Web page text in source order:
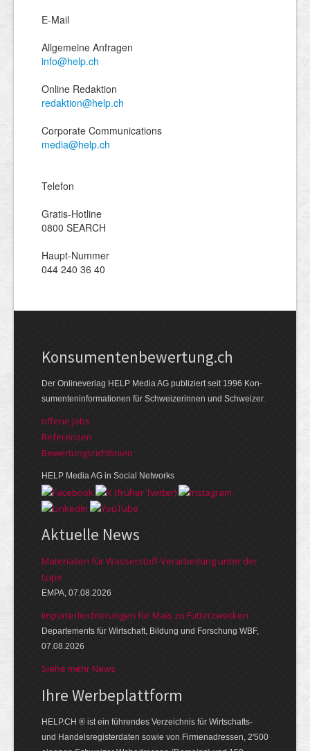
E-Mail
Allgemeine Anfragen
info@help.ch
Online Redaktion
redaktion@help.ch
Corporate Communications
media@help.ch
Telefon
Gratis-Hotline
0800 SEARCH
Haupt-Nummer
044 240 36 40
Kon­su­menten­be­wer­tung.ch
Der Online­verlag HELP Media AG publi­ziert seit 1996 Kon­
su­menten­infor­mationen für Schwei­zerinnen und Schweizer.
offene Jobs
Referenzen
Bewer­tungs­richt­linien
HELP Media AG in Social Networks
Aktuelle News
Materialien für Wasserstoff-Verarbeitung unter der
Lupe
EMPA, 07.08.2026
Importerleichterungen für Mais zu Futterzwecken
Departements für Wirtschaft, Bildung und Forschung WBF,
07.08.2026
Siehe mehr News
Ihre Werbe­platt­form
HELP.CH ® ist ein führendes Ver­zeich­nis für Wirt­schafts-
und Handels­register­daten so­wie von Firmen­adressen, 2'500